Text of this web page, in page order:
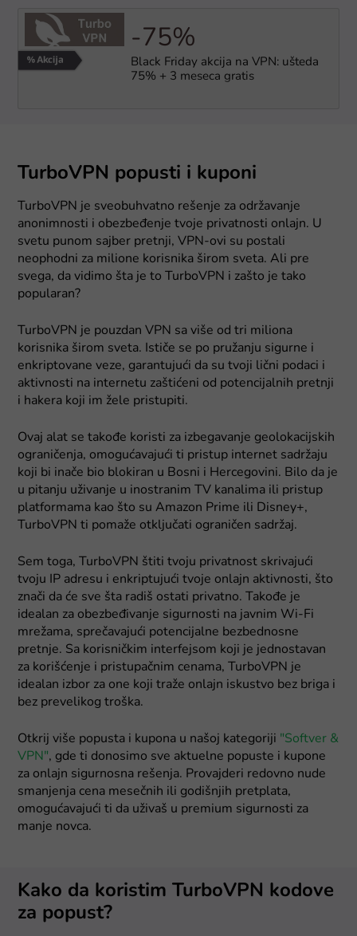
-75%
Black Friday akcija na VPN: ušteda
75% + 3 meseca gratis
TurboVPN popusti i kuponi
TurboVPN je sveobuhvatno rešenje za održavanje
anonimnosti i obezbeđenje tvoje privatnosti onlajn. U
svetu punom sajber pretnji, VPN-ovi su postali
neophodni za milione korisnika širom sveta. Ali pre
svega, da vidimo šta je to TurboVPN i zašto je tako
popularan?
TurboVPN je pouzdan VPN sa više od tri miliona
korisnika širom sveta. Ističe se po pružanju sigurne i
enkriptovane veze, garantujući da su tvoji lični podaci i
aktivnosti na internetu zaštićeni od potencijalnih pretnji
i hakera koji im žele pristupiti.
Ovaj alat se takođe koristi za izbegavanje geolokacijskih
ograničenja, omogućavajući ti pristup internet sadržaju
koji bi inače bio blokiran u Bosni i Hercegovini. Bilo da je
u pitanju uživanje u inostranim TV kanalima ili pristup
platformama kao što su Amazon Prime ili Disney+,
TurboVPN ti pomaže otključati ograničen sadržaj.
Sem toga, TurboVPN štiti tvoju privatnost skrivajući
tvoju IP adresu i enkriptujući tvoje onlajn aktivnosti, što
znači da će sve šta radiš ostati privatno. Takođe je
idealan za obezbeđivanje sigurnosti na javnim Wi-Fi
mrežama, sprečavajući potencijalne bezbednosne
pretnje. Sa korisničkim interfejsom koji je jednostavan
za korišćenje i pristupačnim cenama, TurboVPN je
idealan izbor za one koji traže onlajn iskustvo bez briga i
bez prevelikog troška.
Otkrij više popusta i kupona u našoj kategoriji "Softver &
VPN", gde ti donosimo sve aktuelne popuste i kupone
za onlajn sigurnosna rešenja. Provajderi redovno nude
smanjenja cena mesečnih ili godišnjih pretplata,
omogućavajući ti da uživaš u premium sigurnosti za
manje novca.
Kako da koristim TurboVPN kodove
za popust?